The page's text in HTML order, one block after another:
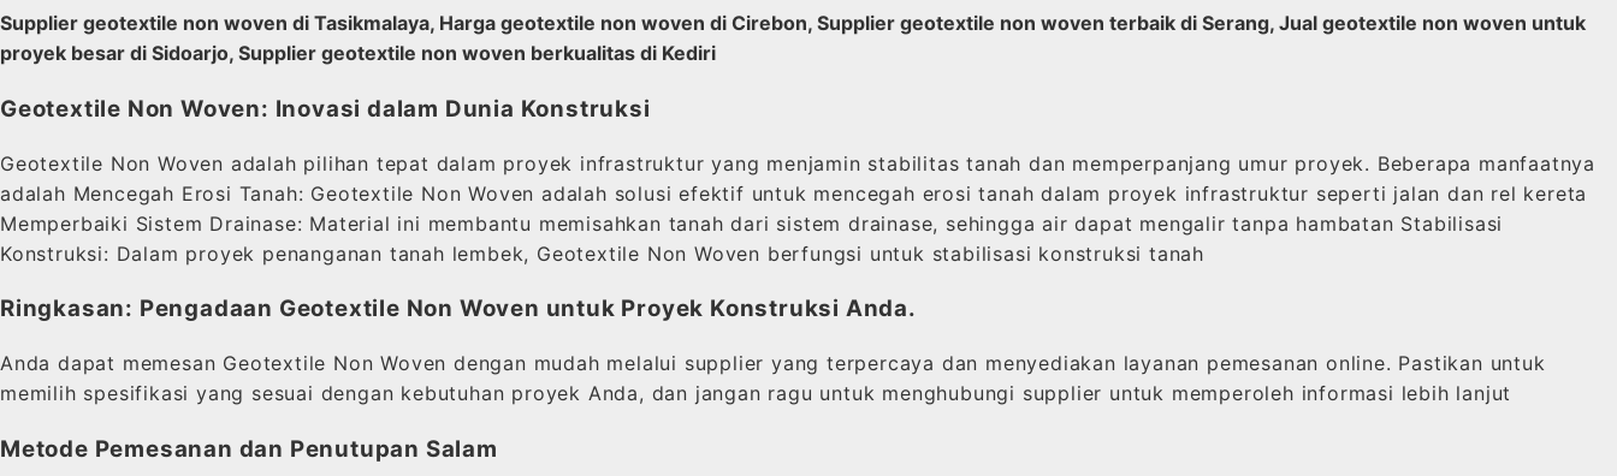
Supplier geotextile non woven di Tasikmalaya, Harga geotextile non woven di Cirebon, Supplier geotextile non woven terbaik di Serang, Jual geotextile non woven untuk
proyek besar di Sidoarjo, Supplier geotextile non woven berkualitas di Kediri
Geotextile Non Woven: Inovasi dalam Dunia Konstruksi
Geotextile Non Woven adalah pilihan tepat dalam proyek infrastruktur yang menjamin stabilitas tanah dan memperpanjang umur proyek. Beberapa manfaatnya
adalah Mencegah Erosi Tanah: Geotextile Non Woven adalah solusi efektif untuk mencegah erosi tanah dalam proyek infrastruktur seperti jalan dan rel kereta
Memperbaiki Sistem Drainase: Material ini membantu memisahkan tanah dari sistem drainase, sehingga air dapat mengalir tanpa hambatan Stabilisasi
Konstruksi: Dalam proyek penanganan tanah lembek, Geotextile Non Woven berfungsi untuk stabilisasi konstruksi tanah
Ringkasan: Pengadaan Geotextile Non Woven untuk Proyek Konstruksi Anda.
Anda dapat memesan Geotextile Non Woven dengan mudah melalui supplier yang terpercaya dan menyediakan layanan pemesanan online. Pastikan untuk
memilih spesifikasi yang sesuai dengan kebutuhan proyek Anda, dan jangan ragu untuk menghubungi supplier untuk memperoleh informasi lebih lanjut
Metode Pemesanan dan Penutupan Salam